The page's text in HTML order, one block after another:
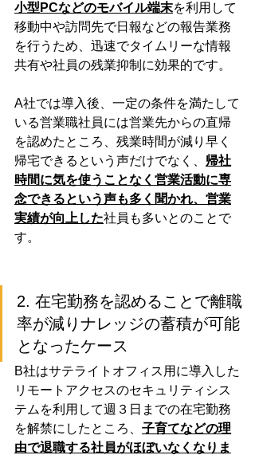
小型PCなどのモバイル端末を利用して
移動中や訪問先で日報などの報告業務
を行うため、迅速でタイムリーな情報
共有や社員の残業抑制に効果的です。
A社では導入後、一定の条件を満たして
いる営業職社員には営業先からの直帰
を認めたところ、残業時間が減り早く
帰宅できるという声だけでなく、 帰社
時間に気を使うことなく営業活動に専
念できるという声も多く聞かれ、営業
実績が向上した社員も多いとのことで
す。
2. 在宅勤務を認めることで離職
率が減りナレッジの蓄積が可能
となったケース
B社はサテライトオフィス用に導入した
リモートアクセスのセキュリティシス
テムを利用して週３日までの在宅勤務
を解禁にしたところ、 子育てなどの理
由で退職する社員がほぼいなくなりま